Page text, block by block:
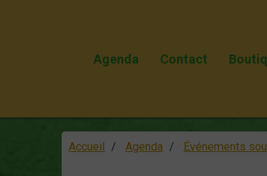
Agenda Contact
Accueil Agenda Événements